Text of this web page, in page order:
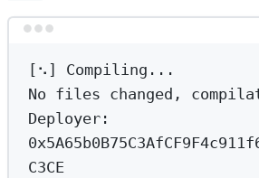
[⠢] Compiling...
No files changed,
Deployer:
C3CE